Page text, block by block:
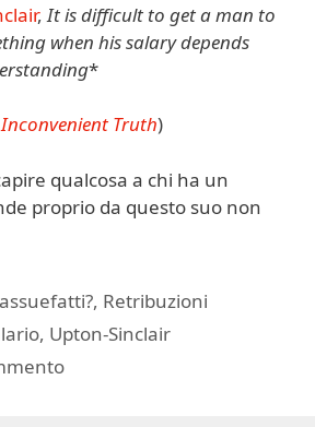
, It is difficult to get a man to
when his salary depends
*
Truth)
qualcosa a chi ha un
proprio da questo suo non
, Retribuzioni
, Upton-Sinclair